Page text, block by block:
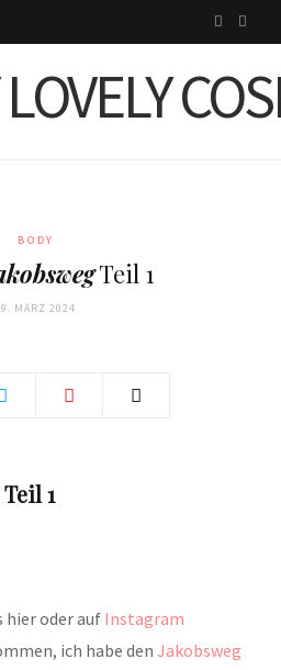
s n
BODY
Teil 1
MÄRZ 2024
Teil 1
hier oder auf Instagram
ich habe den Jakobsweg